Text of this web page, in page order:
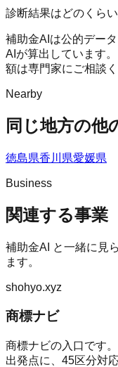
診断結果はどのくら
補助金AIは公的デー
AIが算出しています
額は専門家にご相談く
Nearby
同じ地方の他
徳島県香川県愛媛県
Business
関連する事業
補助金AI
と一緒に見
ます。
shohyo.xyz
商標ナビ
商標ナビの入口です
出発点に、45区分対